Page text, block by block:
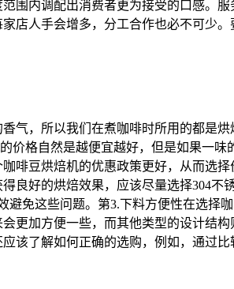
围内调配出消费者更为接受的口感。
店人手会增多，分工合作也必不可少
气，所以我们在煮咖啡时所用的都是
格自然是越便宜越好，但是如果一
啡豆烘焙机的优惠‍政策更好，从而选
好的烘焙效果，应该尽量选择304不
免这些问题。第3.下料方便性在选择
加方便一些，而其他类型的设计结
了解如何正确的选购，例如，通过